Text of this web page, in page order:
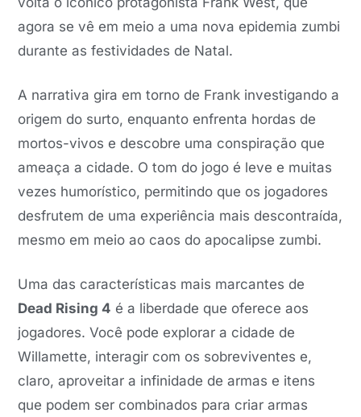
agora se vê em meio a uma nova epidemia zumbi
durante as festividades de Natal.
A narrativa gira em torno de Frank investigando a
origem do surto, enquanto enfrenta hordas de
mortos-vivos e descobre uma conspiração que
ameaça a cidade. O tom do jogo é leve e muitas
vezes humorístico, permitindo que os jogadores
desfrutem de uma experiência mais descontraída,
mesmo em meio ao caos do apocalipse zumbi.
Uma das características mais marcantes de
Dead Rising 4 é a liberdade que oferece aos
jogadores. Você pode explorar a cidade de
Willamette, interagir com os sobreviventes e,
claro, aproveitar a infinidade de armas e itens
que podem ser combinados para criar armas